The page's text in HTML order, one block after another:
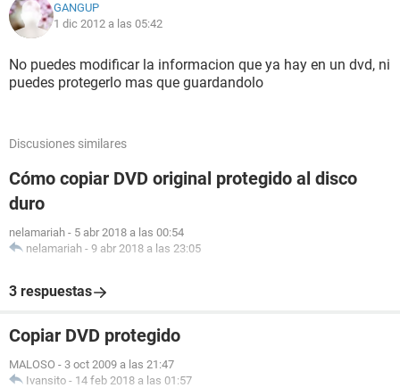
GANGUP
1 dic 2012 a las 05:42
No puedes modificar la informacion que ya hay en un dvd, ni
puedes protegerlo mas que guardandolo
Discusiones similares
Cómo copiar DVD original protegido al disco
duro
nelamariah - 5 abr 2018 a las 00:54
nelamariah - 9 abr 2018 a las 23:05
3 respuestas
Copiar DVD protegido
MALOSO - 3 oct 2009 a las 21:47
Ivansito - 14 feb 2018 a las 01:57